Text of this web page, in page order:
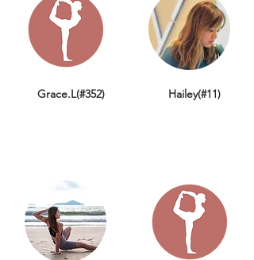
Grace.L(#352) Hailey(#11)